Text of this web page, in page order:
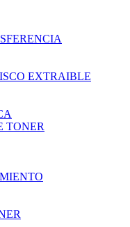
EXTRAIBLE
TONER